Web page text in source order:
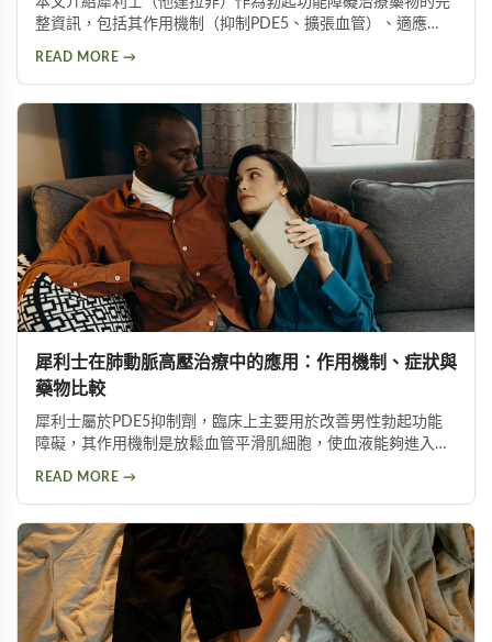
整資訊，包括其作用機制（抑制PDE5、擴張血管）、適應
READ MORE →
犀利士在肺動脈高壓治療中的應用：作用機制、症狀與
藥物比較
犀利士屬於PDE5抑制劑，臨床上主要用於改善男性勃起功能
障礙，其作用機制是放鬆血管平滑肌細胞，使血液能夠進入陰
管血壓過高的病理狀態，可能與遺傳基因、先天性心臟病、肺
部疾病、愛滋病等疾病相關聯，嚴重時會對心臟造成額外負
擔。犀利士和威而鋼都通過抑制PDE-5酶來達到血管擴張效
果，兩者在肺高壓治療中的應用值得關注。犀利士因其較長的
半衰期被稱為「週末藥丸」，而威而鋼則起效較快但作用時間
READ MORE →